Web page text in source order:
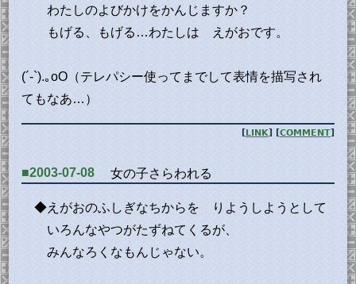
わたしのよびかけをかんじますか？
もげる、もげる…わたしは えがおです。
(´-`).｡oO（テレパシー使ってまでして表情を描写され
てもなあ…）
[LINK] [COMMENT]
■2003-07-08 女の子さらわれる
◆えがおのふしぎなちからを りようしようとして
いろんなやつがたずねてくるが、
みんなろくなもんじゃない。